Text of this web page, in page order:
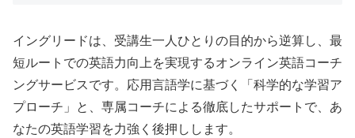
イングリードは、受講生一人ひとりの目的から逆算し、最
短ルートでの英語力向上を実現するオンライン英語コーチ
ングサービスです。応用言語学に基づく「科学的な学習ア
プローチ」と、専属コーチによる徹底したサポートで、あ
なたの英語学習を力強く後押しします。